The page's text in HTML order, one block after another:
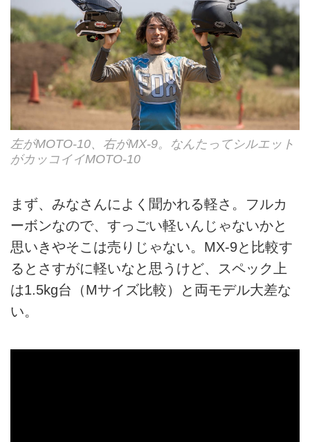
左がMOTO-10、右がMX-9。なんたってシルエット
がカッコイイMOTO-10
まず、みなさんによく聞かれる軽さ。フルカ
ーボンなので、すっごい軽いんじゃないかと
思いきやそこは売りじゃない。MX-9と比較す
るとさすがに軽いなと思うけど、スペック上
は1.5kg台（Mサイズ比較）と両モデル大差な
い。